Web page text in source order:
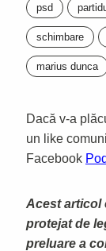
psd
schimbare
marius dunca
Dacă v-a
un like
Facebook
Acest articol
protejat de
preluare a